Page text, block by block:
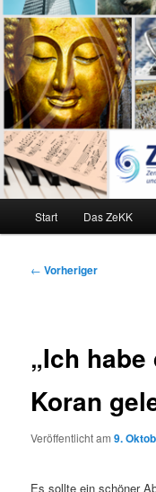
Start Das ZeKK
Beitragsnavigation
← Vorheriger
„Ich
Koran
Veröffentlicht am9.
Es sollte ein schöner